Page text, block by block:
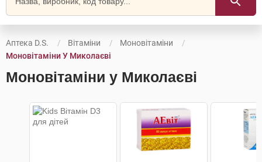
Аптека D.S. Вітаміни
Моновітаміни
Моновітаміни У Миколаєві
Моновітаміни у Миколаєві